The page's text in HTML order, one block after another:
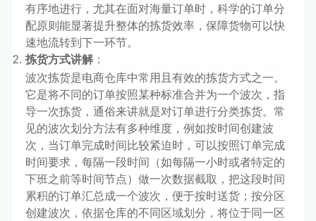
有序地进行，尤其在面对海量订单时，科学的订单分
配原则能显著提升整体的拣货效率，保障货物可以快
速地流转到下一环节。
拣货方式讲解：
波次拣货是电商仓库中常用且有效的拣货方式之一。
它是将不同的订单按照某种标准合并为一个波次，指
导一次拣货，通俗来讲就是对订单进行分类拣货。常
见的波次划分方法有多种维度，例如按时间创建波
次，当订单完成时间比较紧迫时，可以按照订单完成
时间要求，每隔一段时间（如每隔一小时或者特定的
下班之前等时间节点）做一次数据截取，把这段时间
累积的订单汇总成一个波次，便于按时送货；按分区
创建波次，依据仓库的不同区域划分，将位于同一区